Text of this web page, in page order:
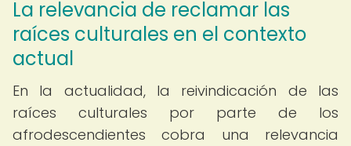
La relevancia de reclamar las
raíces culturales en el contexto
actual
En la actualidad, la reivindicación de las
raíces culturales por parte de los
afrodescendientes cobra una relevancia